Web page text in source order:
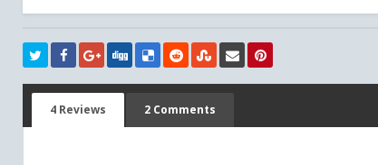
4 Reviews 2 Comments